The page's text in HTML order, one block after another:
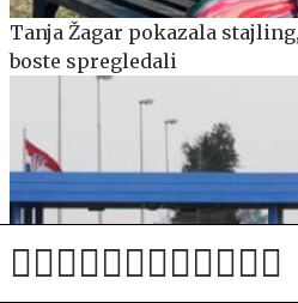
Tanja Žagar pokazala
boste spregledali